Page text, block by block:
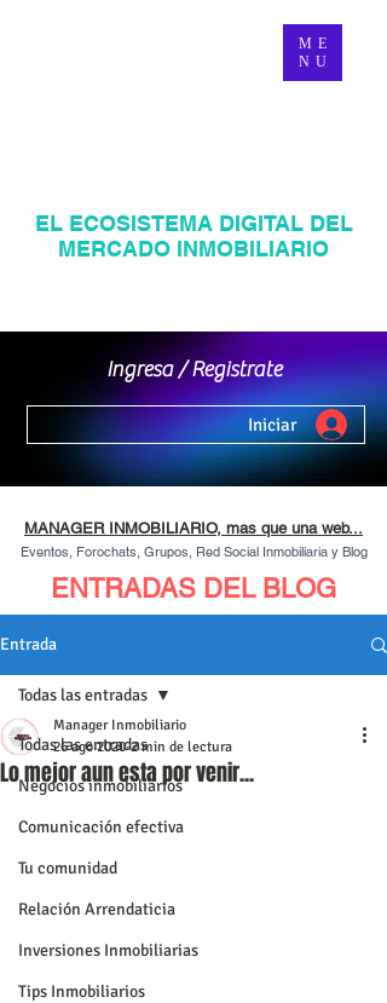
ME
NU
Ingresa / Registrate
Iniciar
EL ECOSISTEMA DIGITAL DEL
MERCADO INMOBILIARIO
MANAGER INMOBILIARIO, mas que una web...
Eventos, Forochats, Grupos, Red Social Inmobiliaria y Blog
ENTRADAS DEL BLOG
Entrada
Todas las entradas
Negocios inmobiliarios
Comunicación efectiva
Tu comunidad
Relación Arrendaticia
Inversiones Inmobiliarias
Tips Inmobiliarios
Todas las entradas
Lo mejor aun esta por venir...
Manager Inmobiliario
26 ago 2020 2 min de lectura